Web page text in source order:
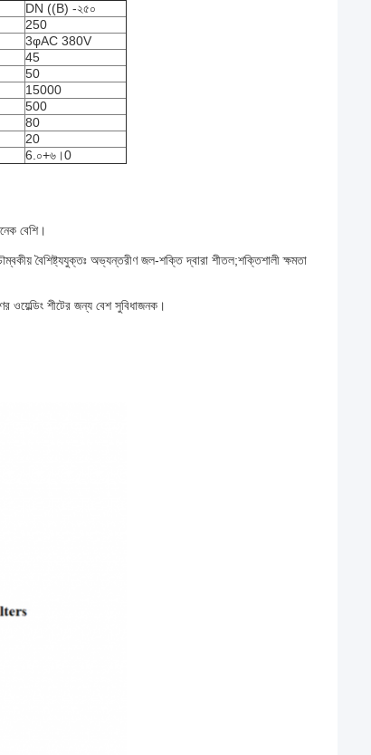
DN ((B) -২৫০
250
3φAC 380V
45
50
15000
500
80
20
6.০+৬।0
বেশি।
বৈশিষ্ট্যযুক্তঃ অভ্যন্তরীণ জল-শক্তি দ্বারা শীতল;শক্তিশালী ক্ষমতা
ওয়েল্ডিং শীটের জন্য বেশ সুবিধাজনক।